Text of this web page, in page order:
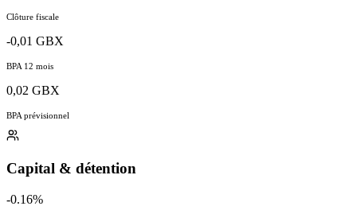
Clôture fiscale
-0,01 GBX
BPA 12 mois
0,02 GBX
BPA prévisionnel
Capital & détention
-0.16%